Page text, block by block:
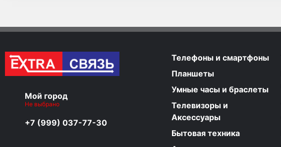
Мой город
Не выбрано
+7 (999) 037-77-30
Телефоны и смартфоны
Планшеты
Умные часы и браслеты
Телевизоры и
Аксессуары
Бытовая техника